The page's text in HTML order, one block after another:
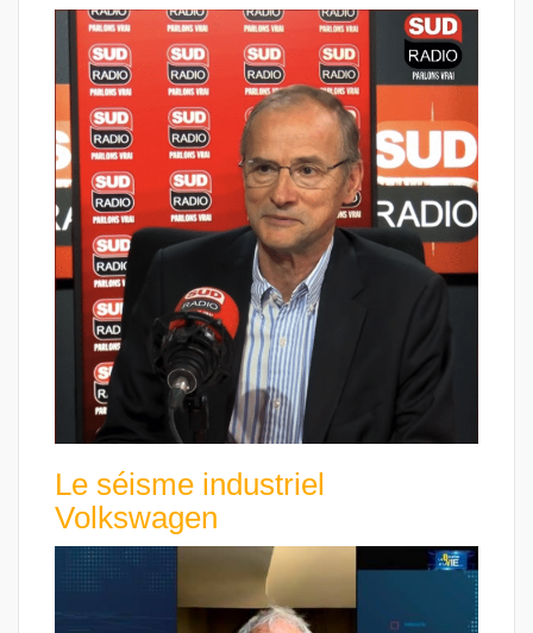
Le séisme industriel
Volkswagen